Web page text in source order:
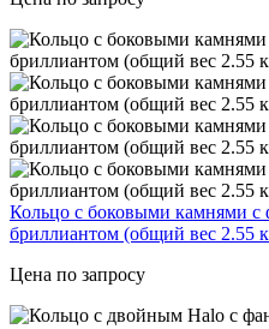
Кольцо с боковыми камнями
бриллиантом (общий вес 2.55
Цена по запросу